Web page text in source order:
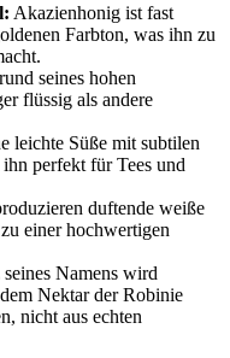
Akazienhonig ist fast
Farbton, was ihn zu
seines hohen
flüssig als andere
leichte Süße mit subtilen
perfekt für Tees und
duftende weiße
einer hochwertigen
Namens wird
Nektar der Robinie
nicht aus echten